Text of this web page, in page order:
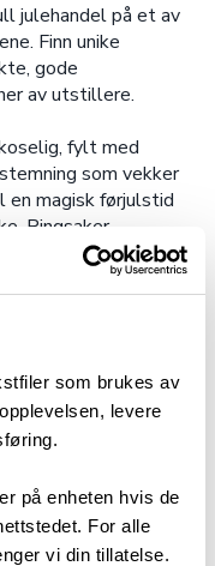
som brukes av
levere
på enheten hvis de
For alle
vi din tillatelse.
julehandel på et av
Finn unike
gode
av utstillere.
fylt med
som vekker
magisk førjulstid
Ringsaker,
lett å finne roen og
av